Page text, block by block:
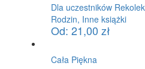
Dla uczestników
Rodzin, Inne książki
Od: 21,00 zł
Cała Piękna